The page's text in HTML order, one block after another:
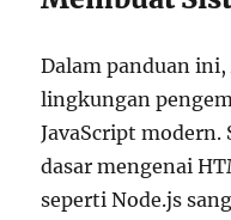
Dalam panduan
lingkungan
JavaScript
dasar mengenai
seperti Node.js